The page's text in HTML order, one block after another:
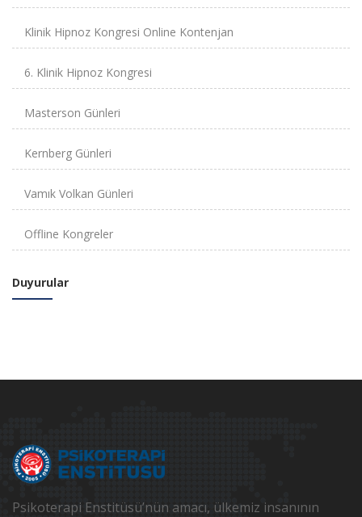
Klinik Hipnoz Kongresi Online Kontenjan
6. Klinik Hipnoz Kongresi
Masterson Günleri
Kernberg Günleri
Vamık Volkan Günleri
Offline Kongreler
Duyurular
Psikoterapi Enstitüsü’nün amacı, ülkemiz insanının